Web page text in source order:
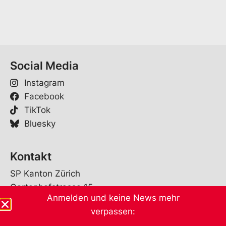
Social Media
Instagram
Facebook
TikTok
Bluesky
Kontakt
SP Kanton Zürich
Gartenhofstrasse 15
8004 ZürichAnmelden und keine News mehr
verpassen: